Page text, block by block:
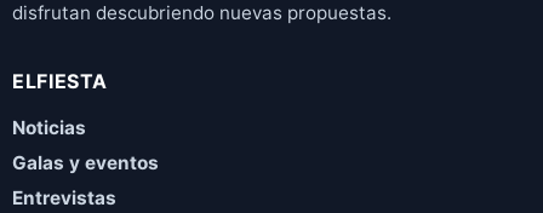
disfrutan descubriendo nuevas propuestas.
ELFIESTA
Noticias
Galas y eventos
Entrevistas